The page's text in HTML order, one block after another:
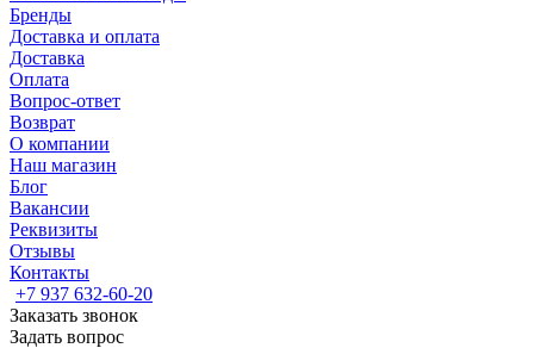
Бренды
Доставка и оплата
Доставка
Оплата
Вопрос-ответ
Возврат
О компании
Наш магазин
Блог
Вакансии
Реквизиты
Отзывы
Контакты
+7 937 632-60-20
Заказать звонок
Задать вопрос